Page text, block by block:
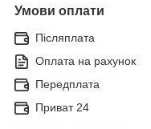
Умови оплати
Післяплата
Оплата на рахунок
Передплата
Приват 24